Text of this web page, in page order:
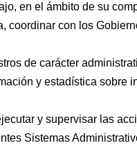
en el ámbito de su
coordinar con los
de carácter
y estadística sobre
y supervisar las
Sistemas